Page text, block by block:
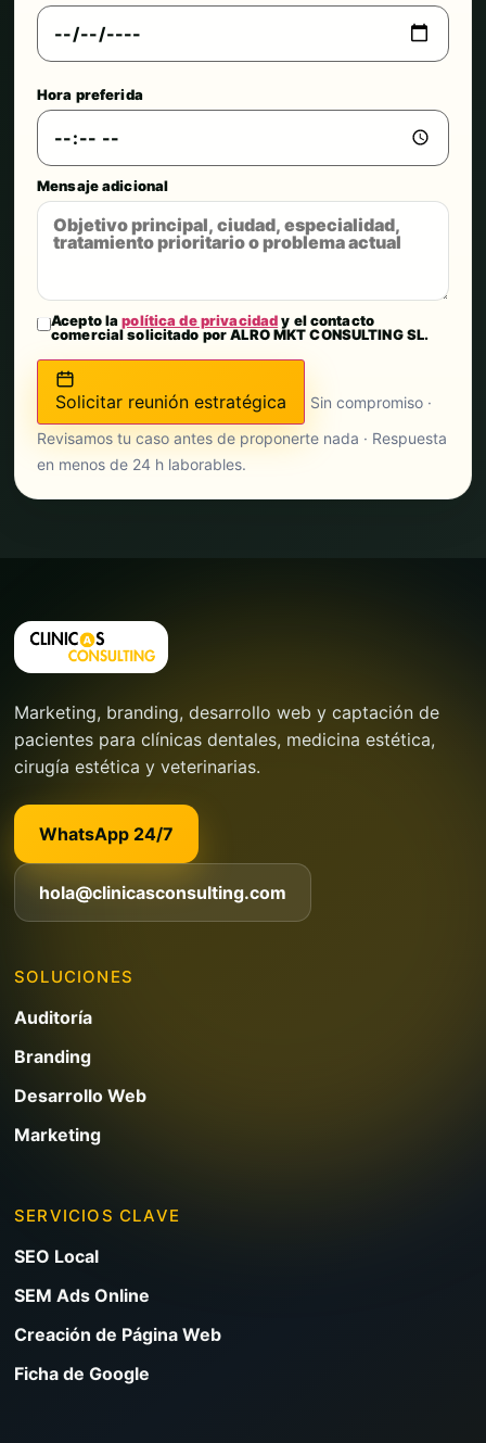
Hora preferida
Mensaje adicional
Acepto lapolítica de privacidady el contacto
comercial solicitado por ALRO MKT CONSULTING SL.
Solicitar reunión estratégica
Sin compromiso ·
Revisamos tu caso antes de proponerte nada · Respuesta
en menos de 24 h laborables.
Marketing, branding, desarrollo web y captación de
pacientes para clínicas dentales, medicina estética,
cirugía estética y veterinarias.
WhatsApp 24/7
hola@clinicasconsulting.com
SOLUCIONES
Auditoría
Branding
Desarrollo Web
Marketing
SERVICIOS CLAVE
SEO Local
SEM Ads Online
Creación de Página Web
Ficha de Google